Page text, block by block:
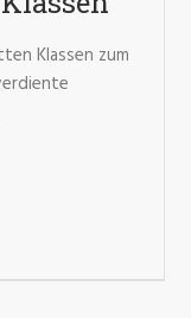
Klassen zum